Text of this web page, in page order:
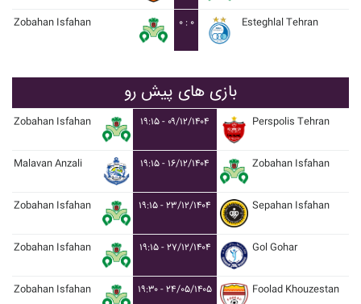
Zobahan Isfahan ۰ : ۰ Esteghlal Tehran
بازی های پیش رو
Zobahan Isfahan ۱۹:۱۵ - ۰۹/۱۲/۱۴۰۴ Perspolis Tehran
Malavan Anzali ۱۹:۱۵ - ۱۶/۱۲/۱۴۰۴ Zobahan Isfahan
Zobahan Isfahan ۱۹:۱۵ - ۲۳/۱۲/۱۴۰۴ Sepahan Isfahan
Zobahan Isfahan ۱۹:۱۵ - ۲۷/۱۲/۱۴۰۴ Gol Gohar
Zobahan Isfahan ۱۹:۳۰ - ۲۴/۰۵/۱۴۰۵ Foolad Khouzestan